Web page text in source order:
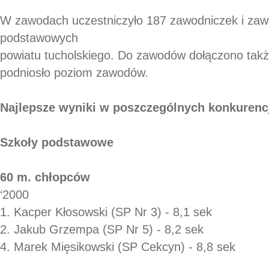
W zawodach uczestniczyło 187 zawodniczek i
podstawowych
powiatu tucholskiego. Do zawodów dołączono
podniosło poziom zawodów.
Najlepsze wyniki w poszczególnych
Szkoły podstawowe
60 m. chłopców
‘2000
1. Kacper Kłosowski (SP Nr 3) - 8,1 sek
2. Jakub Grzempa (SP Nr 5) - 8,2 sek
4. Marek Mięsikowski (SP Cekcyn) - 8,8 sek